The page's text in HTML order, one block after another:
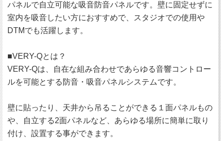
パネルで自立可能な吸音防音パネルです。壁に固定せずに
室内を吸音したい方におすすめで、スタジオでの使用や
DTMでも活躍します。
■VERY-Qとは？
VERY-Qは、自在な組み合わせであらゆる音響コントロー
ルを可能とする防音・吸音パネルシステムです。
壁に貼ったり、天井から吊ることができる１面パネルもの
や、自立する2面パネルなど、あらゆる場所に簡単に取り
付け、設置する事ができます。